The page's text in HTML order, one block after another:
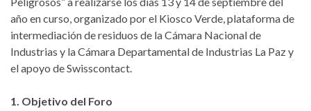
año en curso, organizado por el Kiosco Verde, plataforma de
intermediación de residuos de la Cámara Nacional de
Industrias y la Cámara Departamental de Industrias La Paz y
el apoyo de Swisscontact.
1. Objetivo del Foro